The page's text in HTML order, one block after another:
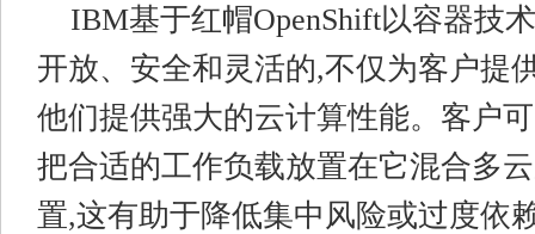
IBM基于红帽OpenShift以容器技
开放、安全和灵活的,不仅为客户提
他们提供强大的云计算性能。客户
把合适的工作负载放置在它混合多
置,这有助于降低集中风险或过度依